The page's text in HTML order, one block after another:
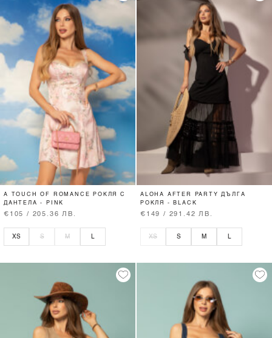
A TOUCH OF ROMANCE РОКЛЯ С
ДАНТЕЛА - PINK
€105 / 205.36 ЛВ.
XS S M
ALOHA AFTER PARTY ДЪЛГА
РОКЛЯ - BLACK
€149 / 291.42 ЛВ.
XS S M